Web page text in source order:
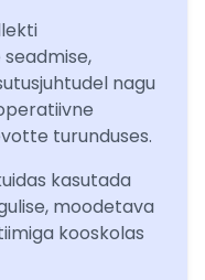
nagu
turunduses.
kasutada
moodetava
kooskolas